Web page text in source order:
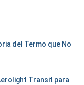
del Termo que No
Transit para